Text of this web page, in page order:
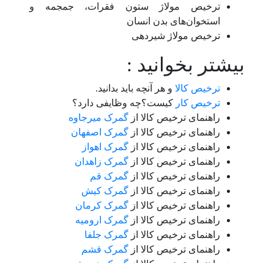
ترخیص مولاژ ستون فقرات، جمجمه و
استخوان‌های بدن انسان
ترخیص مولاژ شیردهی
بیشتر بخوانید :
ترخیص کالا و هر آنچه باید بدانید.
ترخیص کار کیست؟چه وظایفی دارد؟
راهنمای ترخیص کالا از گمرک میرجاوه
راهنمای ترخیص کالا از گمرک اصفهان
راهنمای ترخیص کالا از گمرک اهواز
راهنمای ترخیص کالا از گمرک زاهدان
راهنمای ترخیص کالا از گمرک قم
راهنمای ترخیص کالا از گمرک کیش
راهنمای ترخیص کالا از گمرک کرمان
راهنمای ترخیص کالا از گمرک ارومیه
راهنمای ترخیص کالا از گمرک جلفا
راهنمای ترخیص کالا از گمرک قشم